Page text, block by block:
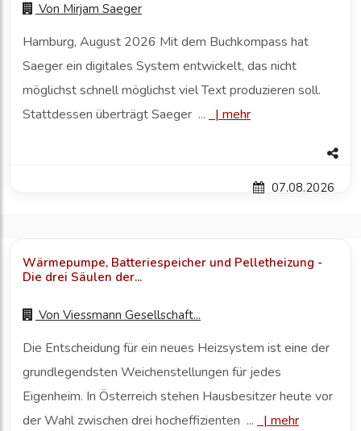
Von Mirjam Saeger
Hamburg, August 2026 Mit dem Buchkompass hat
Saeger ein digitales System entwickelt, das nicht
möglichst schnell möglichst viel Text produzieren soll.
Stattdessen überträgt Saeger ...
| mehr
07.08.2026
Wärmepumpe, Batteriespeicher und Pelletheizung -
Die drei Säulen der...
Von Viessmann Gesellschaft...
Die Entscheidung für ein neues Heizsystem ist eine der
grundlegendsten Weichenstellungen für jedes
Eigenheim. In Österreich stehen Hausbesitzer heute vor
der Wahl zwischen drei hocheffizienten ...
| mehr